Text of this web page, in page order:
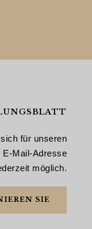
für unseren
E-Mail-Adresse
möglich.